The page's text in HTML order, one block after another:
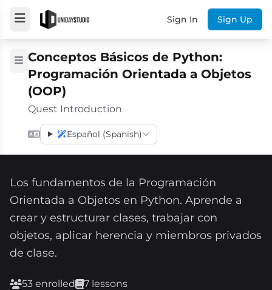
Sign In Sign Up
Conceptos Básicos de Python:
Programación Orientada a Objetos
(OOP)
Quest Introduction
Español (Spanish)
Los fundamentos de la Programación
Orientada a Objetos en Python. Aprende a
crear y estructurar clases, trabajar con
objetos, aplicar herencia y miembros privados
de clase.
53 enrolled 7 lessons